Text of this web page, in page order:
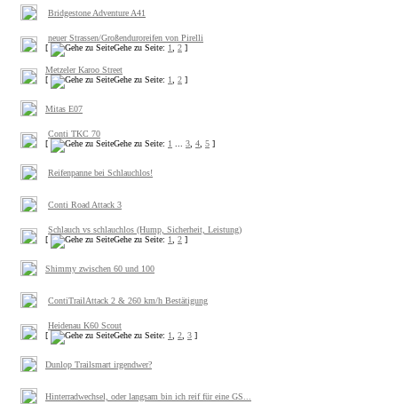
Bridgestone Adventure A41
neuer Strassen/Großenduroreifen von Pirelli
[
Gehe zu Seite: 1 2 ]
Metzeler Karoo Street
[
Gehe zu Seite: 1 2 ]
Mitas E07
Conti TKC 70
[
Gehe zu Seite: 1 3 4 5 ]
Reifenpanne bei Schlauchlos!
Conti Road Attack 3
Schlauch vs schlauchlos (Hump, Sicherheit, Leistung)
[
Gehe zu Seite: 1 2 ]
Shimmy zwischen 60 und 100
ContiTrailAttack 2 & 260 km/h Bestätigung
Heidenau K60 Scout
[
Gehe zu Seite: 1 2 3 ]
Dunlop Trailsmart irgendwer?
Hinterradwechsel, oder langsam bin ich reif für eine GS...